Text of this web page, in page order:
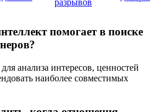
помогает в поиске
анализа интересов, ценностей
наиболее совместимых